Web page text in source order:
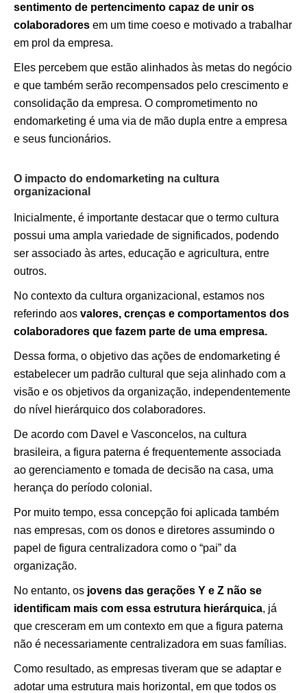
sentimento de pertencimento capaz de unir os
colaboradores em um time coeso e motivado a trabalhar
em prol da empresa.
Eles percebem que estão alinhados às metas do negócio
e que também serão recompensados pelo crescimento e
consolidação da empresa. O comprometimento no
endomarketing é uma via de mão dupla entre a empresa
e seus funcionários.
O impacto do endomarketing na cultura
organizacional
Inicialmente, é importante destacar que o termo cultura
possui uma ampla variedade de significados, podendo
ser associado às artes, educação e agricultura, entre
outros.
No contexto da cultura organizacional, estamos nos
referindo aos valores, crenças e comportamentos dos
colaboradores que fazem parte de uma empresa.
Dessa forma, o objetivo das ações de endomarketing é
estabelecer um padrão cultural que seja alinhado com a
visão e os objetivos da organização, independentemente
do nível hierárquico dos colaboradores.
De acordo com Davel e Vasconcelos, na cultura
brasileira, a figura paterna é frequentemente associada
ao gerenciamento e tomada de decisão na casa, uma
herança do período colonial.
Por muito tempo, essa concepção foi aplicada também
nas empresas, com os donos e diretores assumindo o
papel de figura centralizadora como o “pai” da
organização.
No entanto, os jovens das gerações Y e Z não se
identificam mais com essa estrutura hierárquica, já
que cresceram em um contexto em que a figura paterna
não é necessariamente centralizadora em suas famílias.
Como resultado, as empresas tiveram que se adaptar e
adotar uma estrutura mais horizontal, em que todos os